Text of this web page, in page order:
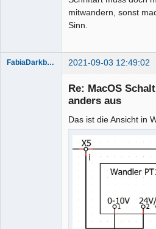
mitwandern, sonst
Sinn.
FabiaDarkblue 2021-09-03 12:49:02
Re: MacOS
anders aus
Das ist die Ansicht in